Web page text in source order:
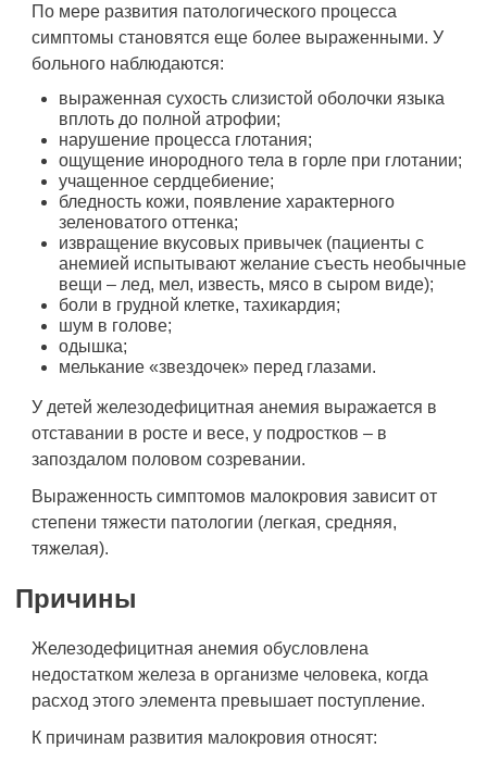
По мере развития патологического процесса
симптомы становятся еще более выраженными. У
больного наблюдаются:
выраженная сухость слизистой оболочки языка
вплоть до полной атрофии;
нарушение процесса глотания;
ощущение инородного тела в горле при глотании;
учащенное сердцебиение;
бледность кожи, появление характерного
зеленоватого оттенка;
извращение вкусовых привычек (пациенты с
анемией испытывают желание съесть необычные
вещи – лед, мел, известь, мясо в сыром виде);
боли в грудной клетке, тахикардия;
шум в голове;
одышка;
мелькание «звездочек» перед глазами.
У детей железодефицитная анемия выражается в
отставании в росте и весе, у подростков – в
запоздалом половом созревании.
Выраженность симптомов малокровия зависит от
степени тяжести патологии (легкая, средняя,
тяжелая).
Причины
Железодефицитная анемия обусловлена
недостатком железа в организме человека, когда
расход этого элемента превышает поступление.
К причинам развития малокровия относят: